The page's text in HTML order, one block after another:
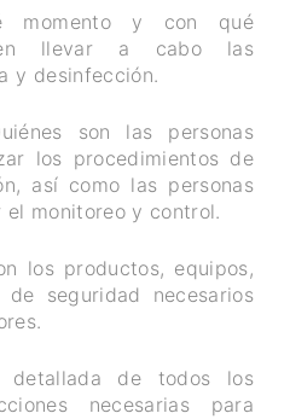
momento y con qué
llevar a cabo las
y desinfección.
son las personas
los procedimientos de
así como las personas
el monitoreo y control.
los productos, equipos,
seguridad necesarios
detallada de todos los
necesarias para